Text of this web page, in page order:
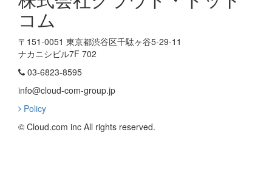
コム
〒151-0051 東京都渋谷区千駄ヶ谷5-29-11
ナカニシビル7F 702
03-6823-8595
info@cloud-com-group.jp
Policy
© Cloud.com inc All rights reserved.